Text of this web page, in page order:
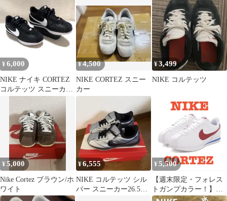
¥ 6,000
NIKE ナイキ CORTEZ
コルテッツ スニーカー
¥4,500
NIKE CORTEZ スニー
カー
¥3,499
NIKE コルテッツ
¥5,000
Nike Cortez ブラウン/ホ
ワイト
¥6,555
NIKE コルテッツ シル
バー スニーカー26.5最
¥ 5,500
【週末限定・フォレス
トガンプカラー！】
NIKE CORTEZ ホワイ